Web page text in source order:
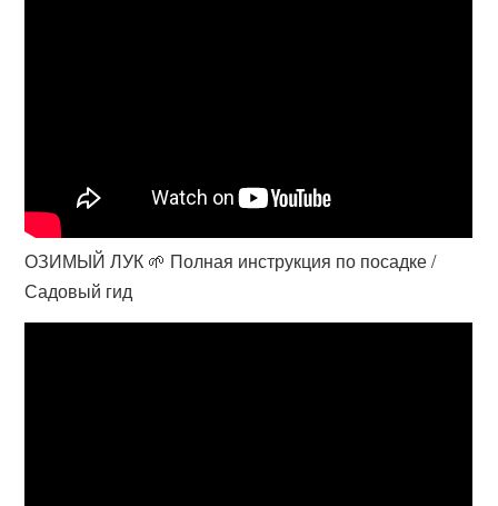
ОЗИМЫЙ ЛУК 🌱 Полная инструкция по посадке /
Садовый гид